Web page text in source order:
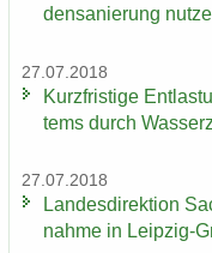
den­sa­nie­rung
27.07.2018
Kurz­fris­ti­ge
tems durch
27.07.2018
Lan­des­di­rek­ti­on
nah­me in Leipzig-​